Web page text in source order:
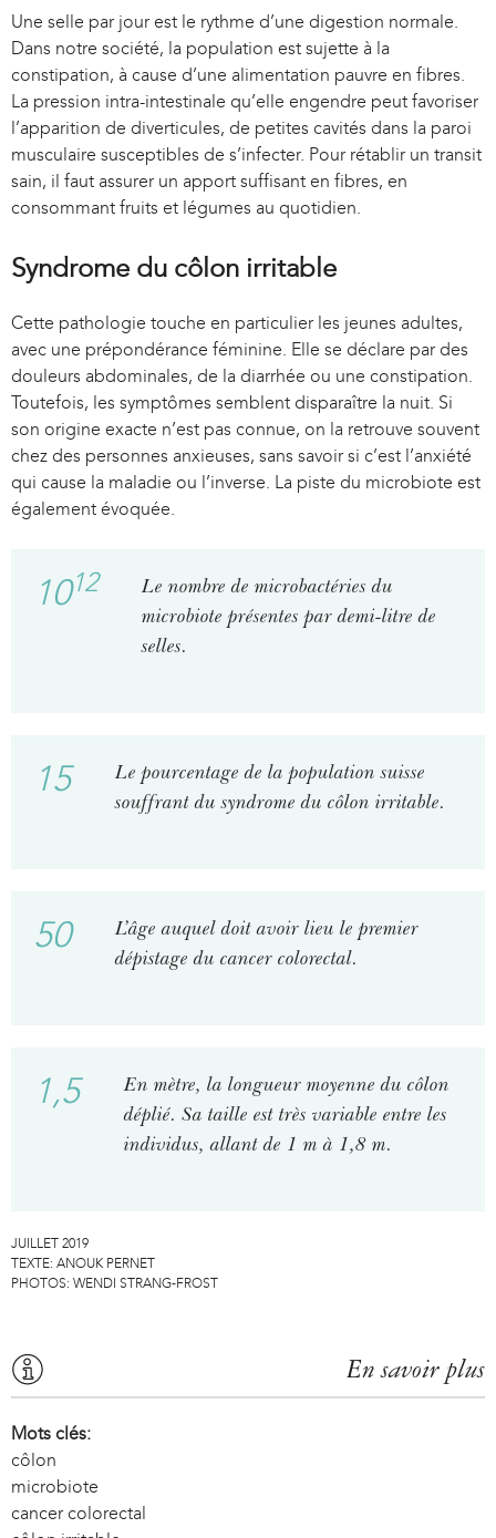
r
l
Une selle par jour est le rythme d’une digestion normale.
Dans notre société, la population est sujette à la
constipation, à cause d’une alimentation pauvre en fibres.
La pression intra-intestinale qu’elle engendre peut favoriser
l’apparition de diverticules, de petites cavités dans la paroi
musculaire susceptibles de s’infecter. Pour rétablir un transit
sain, il faut assurer un apport suffisant en fibres, en
consommant fruits et légumes au quotidien.
Syndrome du côlon irritable
Cette pathologie touche en particulier les jeunes adultes,
avec une prépondérance féminine. Elle se déclare par des
douleurs abdominales, de la diarrhée ou une constipation.
Toutefois, les symptômes semblent disparaître la nuit. Si
son origine exacte n’est pas connue, on la retrouve souvent
chez des personnes anxieuses, sans savoir si c’est l’anxiété
qui cause la maladie ou l’inverse. La piste du microbiote est
également évoquée.
1012
Le nombre de microbactéries du
microbiote présentes par demi-litre de
selles.
15
Le pourcentage de la population suisse
souffrant du syndrome du côlon irritable.
50
L’âge auquel doit avoir lieu le premier
dépistage du cancer colorectal.
1,5
En mètre, la longueur moyenne du côlon
déplié. Sa taille est très variable entre les
individus, allant de 1 m à 1,8 m.
JUILLET 2019
TEXTE: ANOUK PERNET
PHOTOS: WENDI STRANG-FROST
En savoir plus
Mots clés:
côlon
microbiote
cancer colorectal